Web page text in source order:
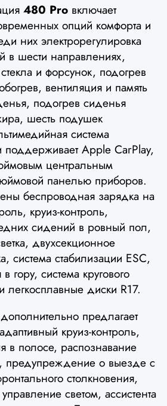
480 Pro включает
опций комфорта и
них электрорегулировка
в шести направлениях,
и форсунок, подогрев
вентиляция и память
подогрев сиденья
шесть подушек
система
поддерживает Apple CarPlay,
центральным
панелью приборов.
беспроводная зарядка на
круиз-контроль,
сидений в ровный пол,
двухсекционное
система стабилизации ESC,
в гору, система кругового
диски R17.
дополнительно предлагает
круиз-контроль,
в полосе, распознавание
предупреждение о выезде с
столкновения,
светом, ассистента